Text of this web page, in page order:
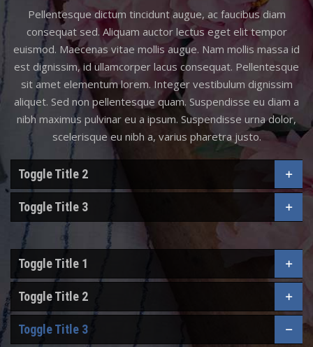
Pellentesque dictum tincidunt augue, ac faucibus diam
consequat sed. Aliquam auctor lectus eget elit tempor
euismod. Maecenas vitae mollis augue. Nam mollis massa id
est dignissim, id ullamcorper lacus consequat. Pellentesque
sit amet elementum lorem. Integer vestibulum dignissim
aliquet. Sed non pellentesque quam. Suspendisse eu diam a
nibh maximus pulvinar eu a ipsum. Suspendisse urna dolor,
scelerisque eu nibh a, varius pharetra justo.
Toggle Title 2
Toggle Title 3
Toggle Title 1
Toggle Title 2
Toggle Title 3